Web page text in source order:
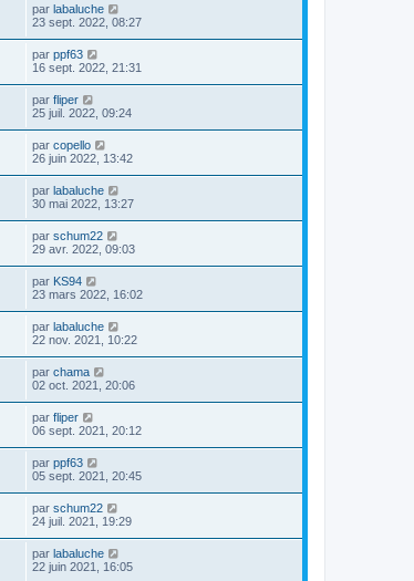
par labaluche
23 sept. 2022, 08:27
par ppf63
16 sept. 2022, 21:31
par fliper
25 juil. 2022, 09:24
par copello
26 juin 2022, 13:42
par labaluche
30 mai 2022, 13:27
par schum22
29 avr. 2022, 09:03
par KS94
23 mars 2022, 16:02
par labaluche
22 nov. 2021, 10:22
par chama
02 oct. 2021, 20:06
par fliper
06 sept. 2021, 20:12
par ppf63
05 sept. 2021, 20:45
par schum22
24 juil. 2021, 19:29
par labaluche
22 juin 2021, 16:05